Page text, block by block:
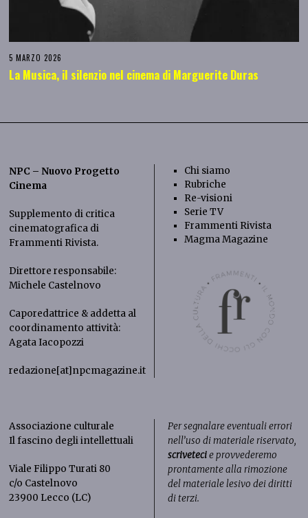
5 MARZO 2026
La Musica, il silenzio nel cinema di Marguerite Duras
NPC – Nuovo Progetto
Cinema
Supplemento di critica
cinematografica di
Frammenti Rivista.
Direttore responsabile:
Michele Castelnovo
Caporedattrice & addetta al
coordinamento attività:
Agata Iacopozzi
redazione[at]npcmagazine.it
Chi siamo
Rubriche
Re-visioni
Serie TV
Frammenti Rivista
Magma Magazine
Associazione culturale
Il fascino degli intellettuali
Viale Filippo Turati 80
c/o Castelnovo
23900 Lecco (LC)
Per segnalare eventuali errori
nell’uso di materiale riservato,
scrivetecie provvederemo
prontamente alla rimozione
del materiale lesivo dei diritti
di terzi.